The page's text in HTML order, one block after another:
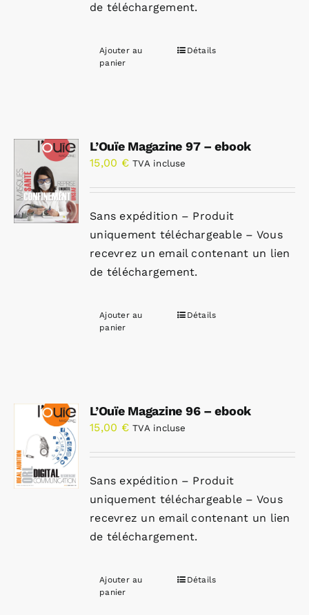
de téléchargement.
Ajouter au
panier
Détails
L’Ouïe Magazine 97 – ebook
15,00 € TVA incluse
Sans expédition – Produit
uniquement téléchargeable – Vous
recevrez un email contenant un lien
de téléchargement.
Ajouter au
panier
Détails
L’Ouïe Magazine 96 – ebook
15,00 € TVA incluse
Sans expédition – Produit
uniquement téléchargeable – Vous
recevrez un email contenant un lien
de téléchargement.
Ajouter au
panier
Détails